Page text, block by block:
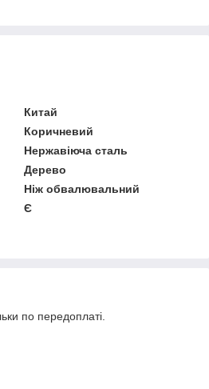
Китай
Коричневий
Нержавіюча сталь
Дерево
Ніж обвалювальний
Є
по передоплаті.